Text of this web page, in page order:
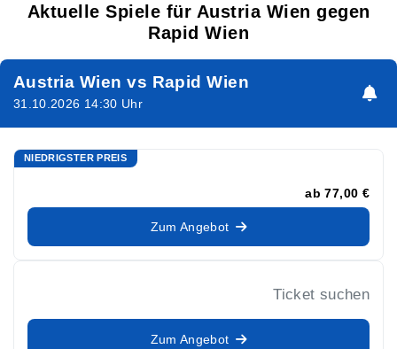
Aktuelle Spiele für Austria Wien gegen
Rapid Wien
Austria Wien vs Rapid Wien
31.10.2026 14:30 Uhr
NIEDRIGSTER PREIS
ab 77,00 €
Zum Angebot
Ticket suchen
Zum Angebot